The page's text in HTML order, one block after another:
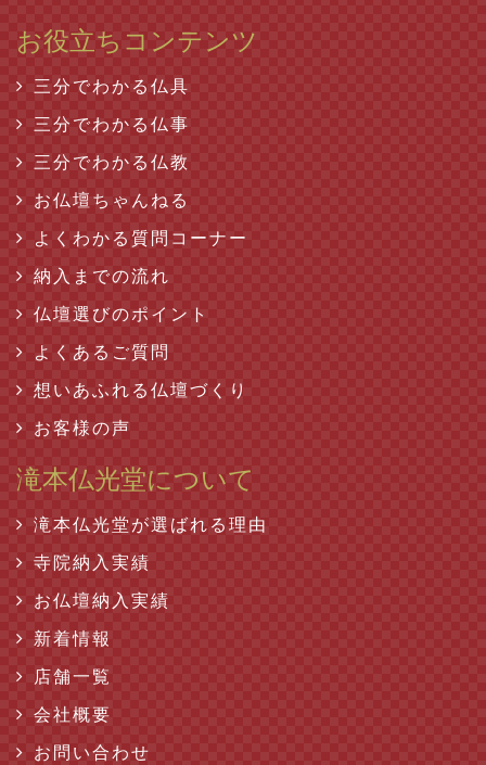
お役立ちコンテンツ
三分でわかる仏具
三分でわかる仏事
三分でわかる仏教
お仏壇ちゃんねる
よくわかる質問コーナー
納入までの流れ
仏壇選びのポイント
よくあるご質問
想いあふれる仏壇づくり
お客様の声
滝本仏光堂について
滝本仏光堂が選ばれる理由
寺院納入実績
お仏壇納入実績
新着情報
店舗一覧
会社概要
お問い合わせ